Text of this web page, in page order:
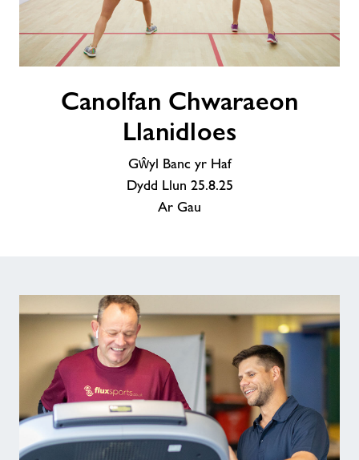
Chwaraeon
LlanidloesCanolfan Chwaraeon
Llanidloes
Gŵyl Banc yr Haf
Dydd Llun 25.8.25
Ar Gau